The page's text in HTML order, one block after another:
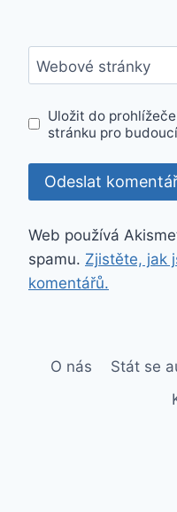
Webové stránky
Uložit do
stránku pro
Web používá
spamu. Zjistěte, jak
komentářů.
O nás Stát se